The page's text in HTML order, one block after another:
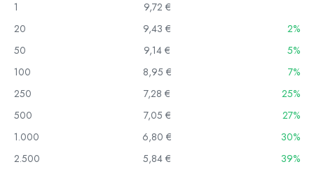
1
9,72 €
20
9,43 €
2%
50
9,14 €
5%
100
8,95 €
7%
250
7,28 €
25%
500
7,05 €
27%
1.000
6,80 €
30%
2.500
5,84 € 39%